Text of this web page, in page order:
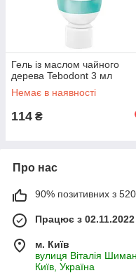
Гель із маслом чайного
дерева Tebodont 3 мл
Немає в наявності
114 ₴
Про нас
90% позитивних з 520
Працює з 02.11.2022
м. Київ
вулиця Віталія
Київ, Україна